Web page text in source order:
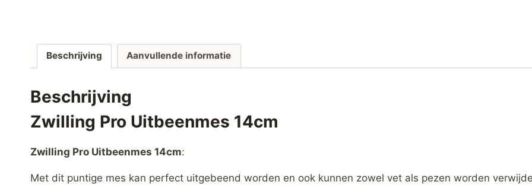
Beschrijving Aanvullende informatie
Beschrijving
Zwilling Pro Uitbeenmes 14cm
Zwilling Pro Uitbeenmes 14cm:
Met dit puntige mes kan perfect uitgebeend worden en ook kunnen zowel vet als pezen worden